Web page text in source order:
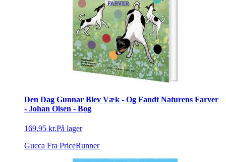
Den Dag Gunnar Blev Væk - Og Fandt Naturens Farver
- Johan Olsen - Bog
169,95 kr.På lager
Gucca Fra PriceRunner